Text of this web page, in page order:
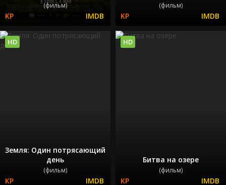
(фильм) (фильм)
Земля: Один потрясающий
день
(фильм)
HD
Битва на озере
(фильм)
HD